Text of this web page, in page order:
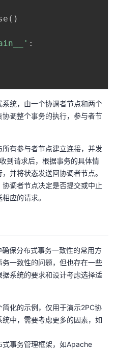
( )
:
统，由一个协调者节点和两个
调整个事务的执行，参与者节
有参与者节点建立连接，并发
到请求后，根据事务的具体情
并将状态发送回协调者节点。
调者节点决定是否提交或中止
应的请求。
保分布式事务一致性的常用方
一致性的问题，但也存在一些
系统的要求和设计考虑选择适
化的示例，仅用于演示2PC协
中，需要考虑更多的因素，如
式事务管理框架，如Apache